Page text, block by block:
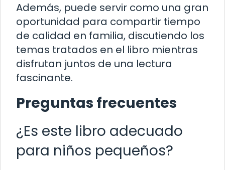
Además, puede servir como una gran
oportunidad para compartir tiempo
de calidad en familia, discutiendo los
temas tratados en el libro mientras
disfrutan juntos de una lectura
fascinante.
Preguntas frecuentes
¿Es este libro adecuado
para niños pequeños?